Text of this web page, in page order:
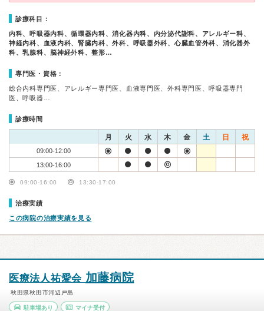
診療科目：
内科、呼吸器内科、循環器内科、消化器内科、内分泌代謝科、アレルギー科、
神経内科、血液内科、腎臓内科、外科、呼吸器外科、心臓血管外科、消化器外
科、乳腺科、脳神経外科、整形…
専門医・資格：
総合内科専門医、アレルギー専門医、血液専門医、外科専門医、呼吸器専門
医、呼吸器…
診療時間
月 火 水 木 金 土 日 祝
09:00-12:00
13:00-16:00
09:00-16:00 13:30-17:00
治療実績
この病院の治療実績を見る
医療法人祐愛会 加藤病院
秋田県秋田市河辺戸島
駐車場あり マイナ受付